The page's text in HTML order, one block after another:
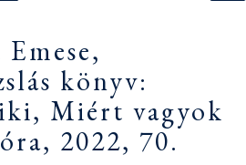
könyv:
Miért vagyok
2022, 70.